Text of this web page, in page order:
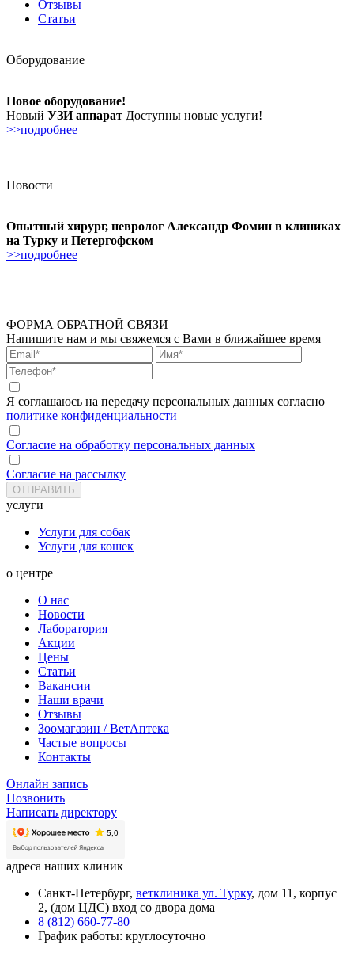
Отзывы
Статьи
Оборудование
Новое оборудование!
Новый УЗИ аппарат Доступны новые услуги!
>>подробнее
Новости
Опытный хирург, невролог Александр Фомин в клиниках
на Турку и Петергофском
>>подробнее
ФОРМА ОБРАТНОЙ СВЯЗИ
Напишите нам и мы свяжемся с Вами в ближайшее время
Я соглашаюсь на передачу персональных данных согласно
политике конфиденциальности
Согласие на обработку персональных данных
Согласие на рассылку
услуги
Услуги для собак
Услуги для кошек
о центре
О нас
Новости
Лаборатория
Акции
Цены
Статьи
Вакансии
Наши врачи
Отзывы
Зоомагазин / ВетАптека
Частые вопросы
Контакты
Онлайн запись
Позвонить
Написать директору
адреса наших клиник
Санкт-Петербург, ветклиника ул. Турку, дом 11, корпус
2, (дом ЦДС) вход со двора дома
8 (812) 660-77-80
График работы: круглосуточно